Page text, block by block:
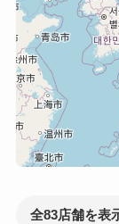
全83店舗を表